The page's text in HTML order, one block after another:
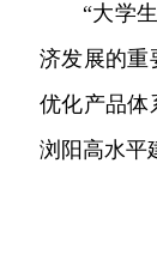
“大学
济发展的重
优化产品体
浏阳高水平